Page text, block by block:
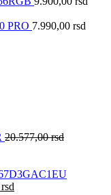
PRO 7.990,00 rsd
20.577,00rsd
rsd